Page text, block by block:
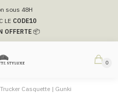
sous 48H
LE CODE10
OFFERTE📦
0
Trucker Casquette | Gunki